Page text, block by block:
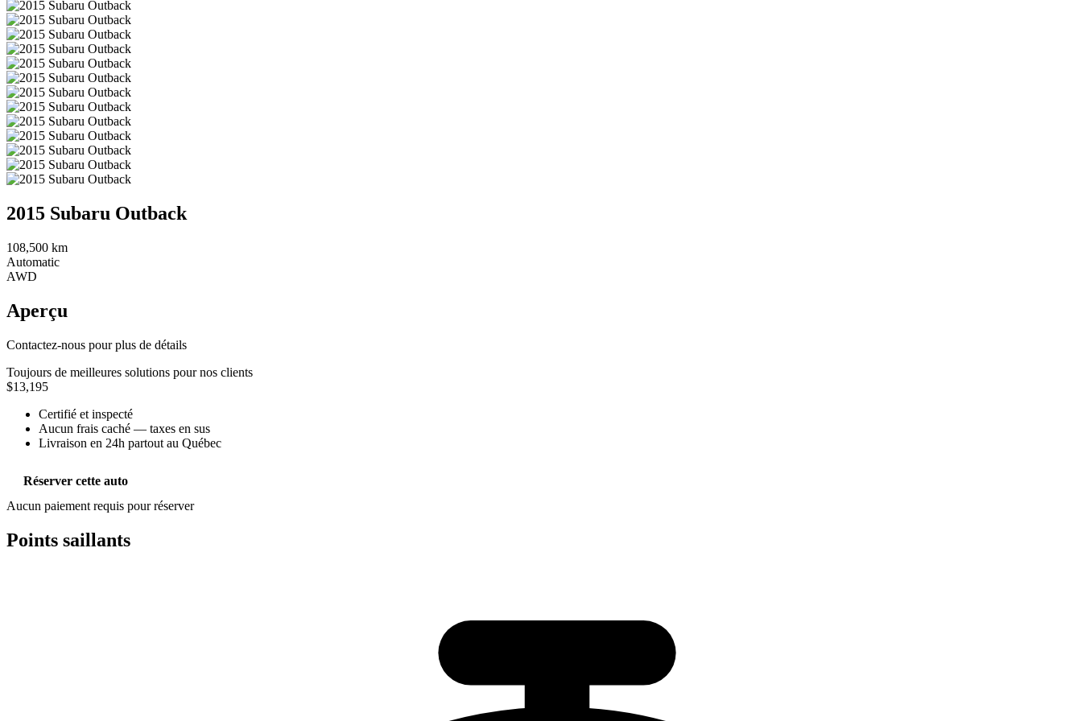
2015 Subaru Outback
108,500 km
Automatic
AWD
Aperçu
Contactez-nous pour plus de détails
Toujours de meilleures solutions pour nos clients
$13,195
Certifié et inspecté
Aucun frais caché — taxes en sus
Livraison en 24h partout au Québec
Réserver cette auto
Aucun paiement requis pour réserver
Points saillants